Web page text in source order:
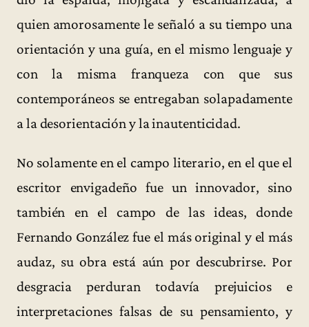
quien amorosamente le señaló a su tiempo una
orientación y una guía, en el mismo lenguaje y
con la misma franqueza con que sus
contemporáneos se entregaban solapadamente
a la desorientación y la inautenticidad.
No solamente en el campo literario, en el que el
escritor envigadeño fue un innovador, sino
también en el campo de las ideas, donde
Fernando González fue el más original y el más
audaz, su obra está aún por descubrirse. Por
desgracia perduran todavía prejuicios e
interpretaciones falsas de su pensamiento, y